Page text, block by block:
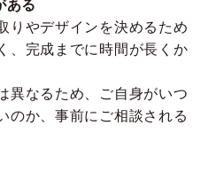
ある
りやデザインを決めるため
、完成までに時間が長くか
異なるため、ご自身がいつ
のか、事前にご相談される